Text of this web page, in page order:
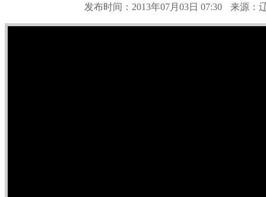
发布时间：2013年07月03日 07:30 来源：